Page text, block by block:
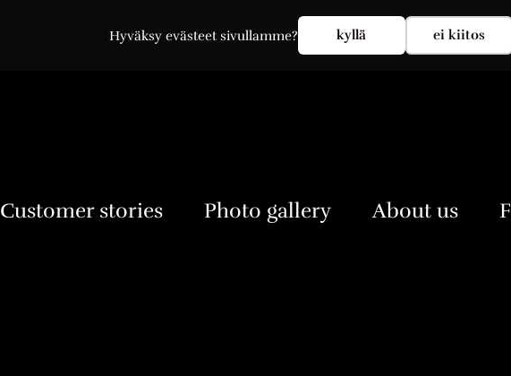
Hyväksy evästeet sivullamme? kyllä ei kiitos
Customer stories Photo gallery About us